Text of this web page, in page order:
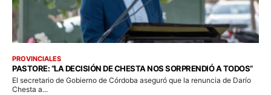
PROVINCIALES
PASTORE: “LA DECISIÓN DE CHESTA NOS SORPRENDIÓ A TODOS”
El secretario de Gobierno de Córdoba aseguró que la renuncia de Darío
Chesta a...